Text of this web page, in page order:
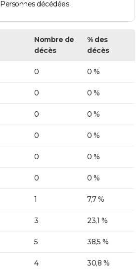
Personnes décédées
Nombre de
décès
% des
décès
0 0 %
0 0 %
0 0 %
0 0 %
0 0 %
0 0 %
1 7,7 %
3 23,1 %
5 38,5 %
4 30,8 %